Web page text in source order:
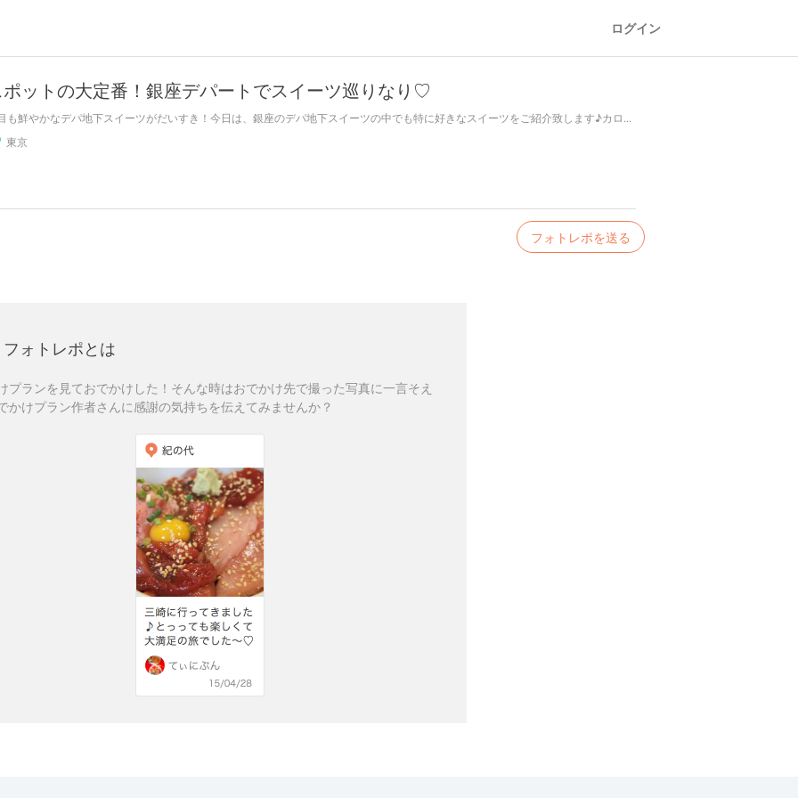
ログイン
ットの大定番！銀座デパートでスイーツ巡りなり♡
も鮮やかなデパ地下スイーツがだいすき！今日は、銀座のデパ地下スイーツの中でも特に好きなスイーツをご紹介致します♪カロ...
東京
フォトレポを送る
フォトレポとは
プランを見ておでかけした！そんな時はおでかけ先で撮った写真に一言そえ
かけプラン作者さんに感謝の気持ちを伝えてみませんか？